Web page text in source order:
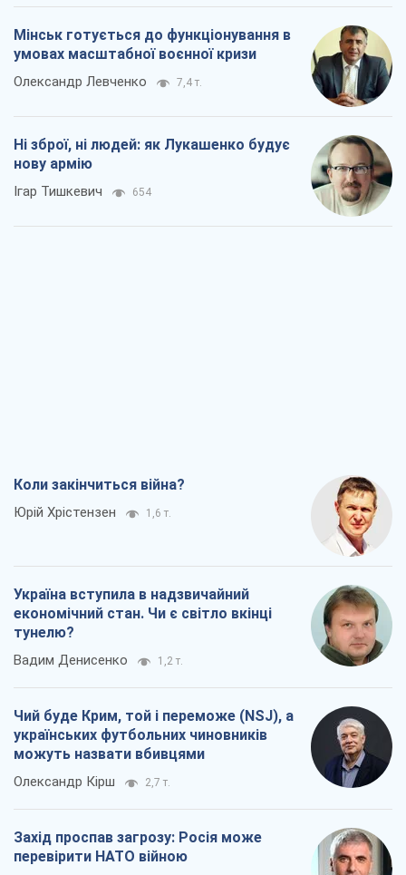
Мінськ готується до функціонування в
умовах масштабної воєнної кризи
Олександр Левченко 7,4 т.
Ні зброї, ні людей: як Лукашенко будує
нову армію
Ігар Тишкевич 654
Коли закінчиться війна?
Юрій Хрістензен 1,6 т.
Україна вступила в надзвичайний
економічний стан. Чи є світло вкінці
тунелю?
Вадим Денисенко 1,2 т.
Чий буде Крим, той і переможе (NSJ), а
українських футбольних чиновників
можуть назвати вбивцями
Олександр Кірш 2,7 т.
Захід проспав загрозу: Росія може
перевірити НАТО війною